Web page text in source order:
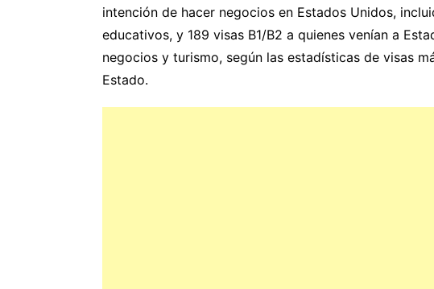
intención de hacer negocios en Estados Unidos,
educativos, y 189 visas B1/B2 a quienes venían a
negocios y turismo, según las estadísticas de visas
Estado.